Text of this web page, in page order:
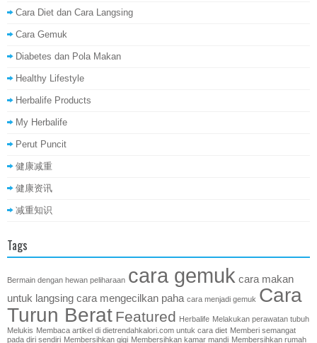
Cara Diet dan Cara Langsing
Cara Gemuk
Diabetes dan Pola Makan
Healthy Lifestyle
Herbalife Products
My Herbalife
Perut Puncit
健康减重
健康资讯
减重知识
Tags
Bermain dengan hewan peliharaan cara gemuk cara makan
untuk langsing cara mengecilkan paha cara menjadi gemuk Cara
Turun Berat Featured Herbalife Melakukan perawatan tubuh
Melukis Membaca artikel di dietrendahkalori.com untuk cara diet Memberi semangat
pada diri sendiri Membersihkan gigi Membersihkan kamar mandi Membersihkan rumah